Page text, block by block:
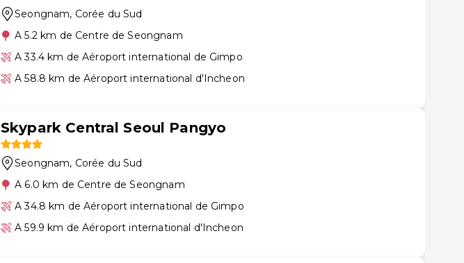
Seongnam, Corée du Sud
A 5.2 km de Centre de Seongnam
A 33.4 km de Aéroport international de Gimpo
A 58.8 km de Aéroport international d'Incheon
Skypark Central Seoul Pangyo
Seongnam, Corée du Sud
A 6.0 km de Centre de Seongnam
A 34.8 km de Aéroport international de Gimpo
A 59.9 km de Aéroport international d'Incheon